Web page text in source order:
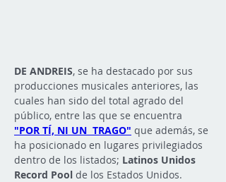
DE ANDREIS, se ha destacado por sus
producciones musicales anteriores, las
cuales han sido del total agrado del
público, entre las que se encuentra
"POR TÍ, NI UN  TRAGO" que además, se
ha posicionado en lugares privilegiados
dentro de los listados; Latinos Unidos
Record Pool de los Estados Unidos.